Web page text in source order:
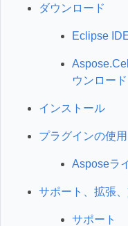
ダウンロード
Eclipse
ウンロード
インストール
プラグインの使用
Asposeラ
サポート、拡張
サポート